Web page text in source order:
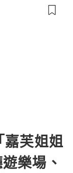
芙姐姐
樂場、